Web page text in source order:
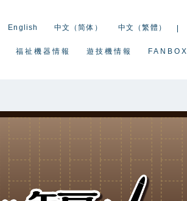
English 中文（简体） 中文（繁體）
福祉機器情報 遊技機情報 FANBOX